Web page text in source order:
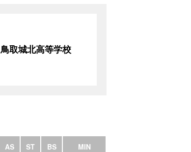
鳥取城北高等学校
AS ST BS MIN